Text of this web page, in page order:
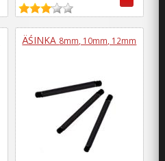
ÄŚINKA 8mm, 10mm, 12mm